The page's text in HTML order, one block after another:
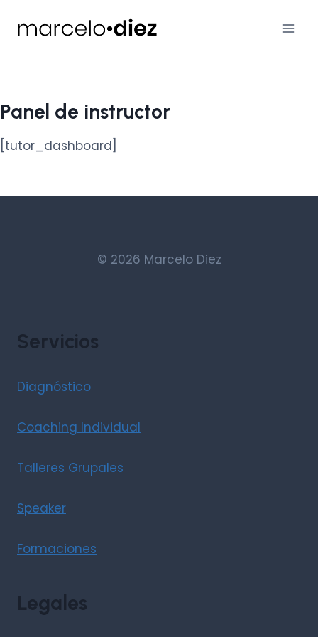
Panel de instructor
[tutor_dashboard]
© 2026 Marcelo Diez
Servicios
Diagnóstico
Coaching Individual
Talleres Grupales
Speaker
Formaciones
Legales